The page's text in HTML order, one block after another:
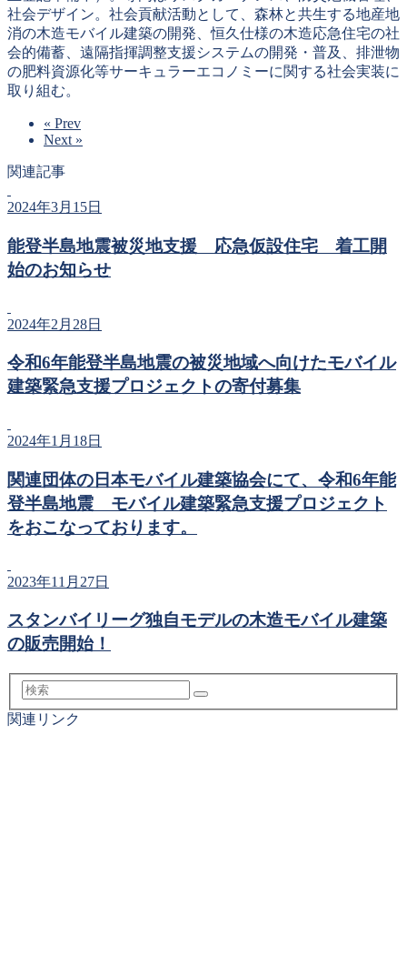
社会デザイン。社会貢献活動として、森林と共生する地産地
消の木造モバイル建築の開発、恒久仕様の木造応急住宅の社
会的備蓄、遠隔指揮調整支援システムの開発・普及、排泄物
の肥料資源化等サーキュラーエコノミーに関する社会実装に
取り組む。
« Prev
Next »
関連記事
2024年3月15日
能登半島地震被災地支援 応急仮設住宅 着工開
始のお知らせ
2024年2月28日
令和6年能登半島地震の被災地域へ向けたモバイル
建築緊急支援プロジェクトの寄付募集
2024年1月18日
関連団体の日本モバイル建築協会にて、令和6年能
登半島地震 モバイル建築緊急支援プロジェクト
をおこなっております。
2023年11月27日
スタンバイリーグ独自モデルの木造モバイル建築
の販売開始！
検
索
関連リンク